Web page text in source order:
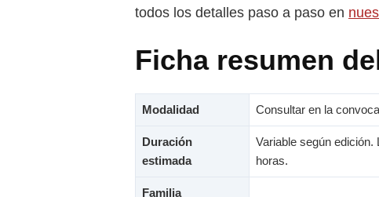
todos los detalles paso a paso en
Ficha resumen
Modalidad Consultar en la
Duración
estimada
Variable según
horas.
Familia